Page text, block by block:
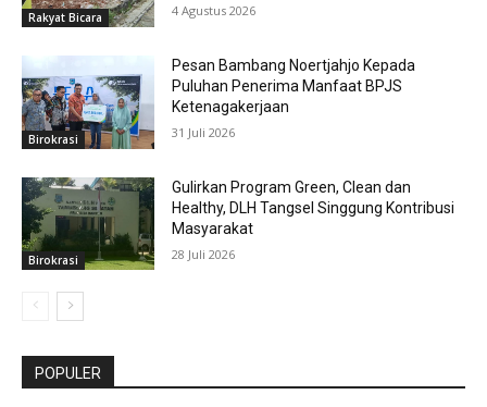
Rakyat Bicara 4 Agustus 2026
Birokrasi
Pesan Bambang Noertjahjo Kepada
Puluhan Penerima Manfaat BPJS
Ketenagakerjaan
31 Juli 2026
Birokrasi
Gulirkan Program Green, Clean dan
Healthy, DLH Tangsel Singgung Kontribusi
Masyarakat
28 Juli 2026
POPULER